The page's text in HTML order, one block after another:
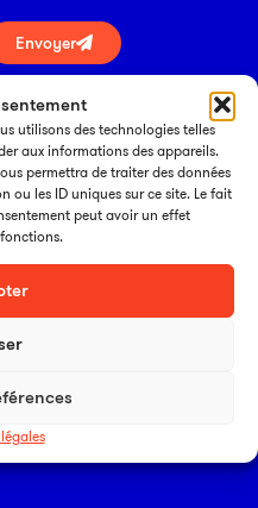
utilisons des technologies telles
aux informations des appareils.
permettra de traiter des données
ou les ID uniques sur ce site. Le fait
peut avoir un effet
Envoyer